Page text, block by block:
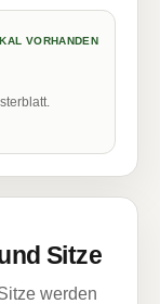
VORHANDEN
Sitze
werden